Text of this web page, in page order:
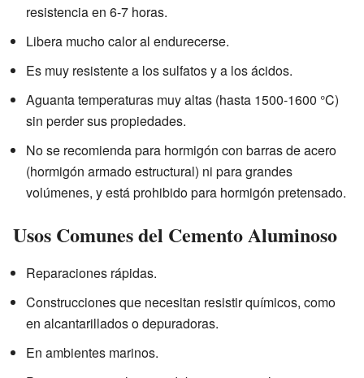
resistencia en 6-7 horas.
Libera mucho calor al endurecerse.
Es muy resistente a los sulfatos y a los ácidos.
Aguanta temperaturas muy altas (hasta 1500-1600 °C)
sin perder sus propiedades.
No se recomienda para hormigón con barras de acero
(hormigón armado estructural) ni para grandes
volúmenes, y está prohibido para hormigón pretensado.
Usos Comunes del Cemento Aluminoso
Reparaciones rápidas.
Construcciones que necesitan resistir químicos, como
en alcantarillados o depuradoras.
En ambientes marinos.